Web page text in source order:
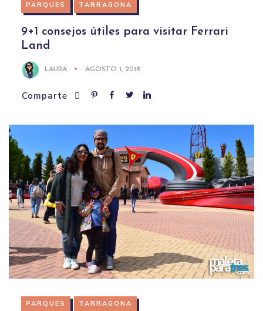
PARQUES TARRAGONA
9+1 consejos útiles para visitar Ferrari
Land
LAURA AGOSTO 1, 2018
Comparte
PARQUES TARRAGONA